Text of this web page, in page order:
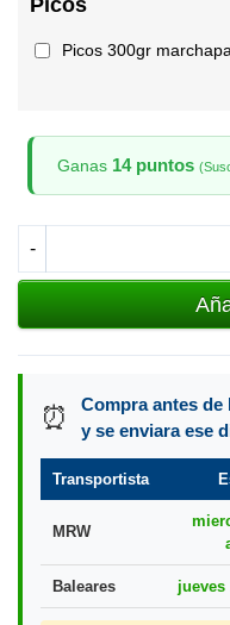
Picos
Picos 300gr
Ganas 14 puntos
-
⏰
Compra antes de
y se enviara ese
Transportista
MRW
Baleares jueves